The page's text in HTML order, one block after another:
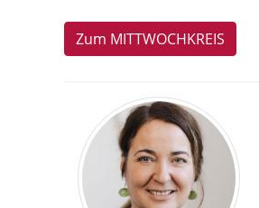
Zum MITTWOCHKREIS